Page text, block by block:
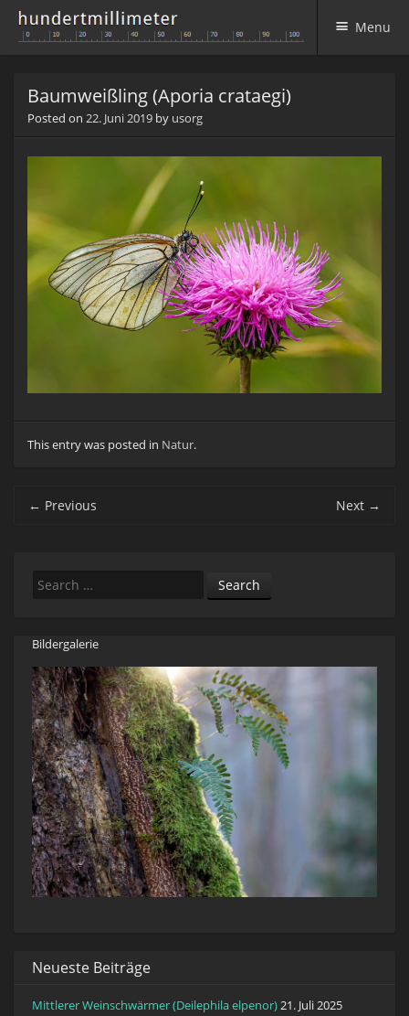
Menu
Baumweißling (Aporia crataegi)
Posted on 22. Juni 2019 by usorg
This entry was posted in Natur.
Post navigation
← Previous Next →
Search
Bildergalerie
Neueste Beiträge
Mittlerer Weinschwärmer (Deilephila elpenor)21. Juli 2025